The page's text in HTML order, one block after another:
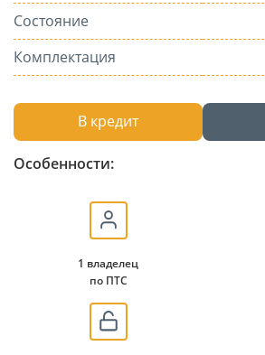
Состояние
Комплектация
В кредит
Особенности:
1 владелец
по ПТС